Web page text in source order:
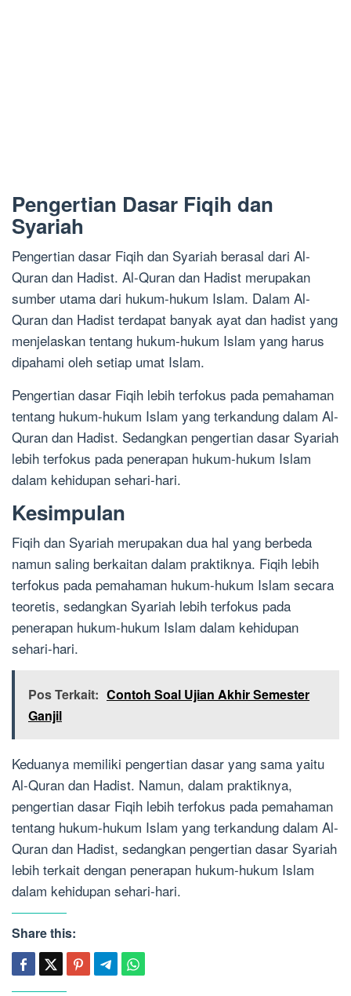
Pengertian Dasar Fiqih dan
Syariah
Pengertian dasar Fiqih dan Syariah berasal dari Al-
Quran dan Hadist. Al-Quran dan Hadist merupakan
sumber utama dari hukum-hukum Islam. Dalam Al-
Quran dan Hadist terdapat banyak ayat dan hadist yang
menjelaskan tentang hukum-hukum Islam yang harus
dipahami oleh setiap umat Islam.
Pengertian dasar Fiqih lebih terfokus pada pemahaman
tentang hukum-hukum Islam yang terkandung dalam Al-
Quran dan Hadist. Sedangkan pengertian dasar Syariah
lebih terfokus pada penerapan hukum-hukum Islam
dalam kehidupan sehari-hari.
Kesimpulan
Fiqih dan Syariah merupakan dua hal yang berbeda
namun saling berkaitan dalam praktiknya. Fiqih lebih
terfokus pada pemahaman hukum-hukum Islam secara
teoretis, sedangkan Syariah lebih terfokus pada
penerapan hukum-hukum Islam dalam kehidupan
sehari-hari.
Pos Terkait: Contoh Soal Ujian Akhir Semester
Ganjil
Keduanya memiliki pengertian dasar yang sama yaitu
Al-Quran dan Hadist. Namun, dalam praktiknya,
pengertian dasar Fiqih lebih terfokus pada pemahaman
tentang hukum-hukum Islam yang terkandung dalam Al-
Quran dan Hadist, sedangkan pengertian dasar Syariah
lebih terkait dengan penerapan hukum-hukum Islam
dalam kehidupan sehari-hari.
Share this: